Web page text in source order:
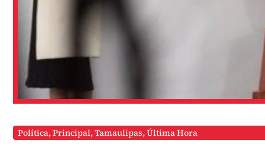
Política,Principal,Tamaulipas,Última Hora